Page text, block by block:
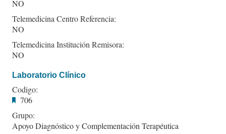
NO
Telemedicina Centro Referencia:
NO
Telemedicina Institución Remisora:
NO
Laboratorio Clínico
Codigo:
706
Grupo:
Apoyo Diagnóstico y Complementación Terapéutica